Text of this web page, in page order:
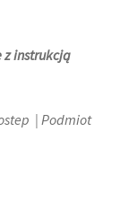
z instrukcją
| Podmiot